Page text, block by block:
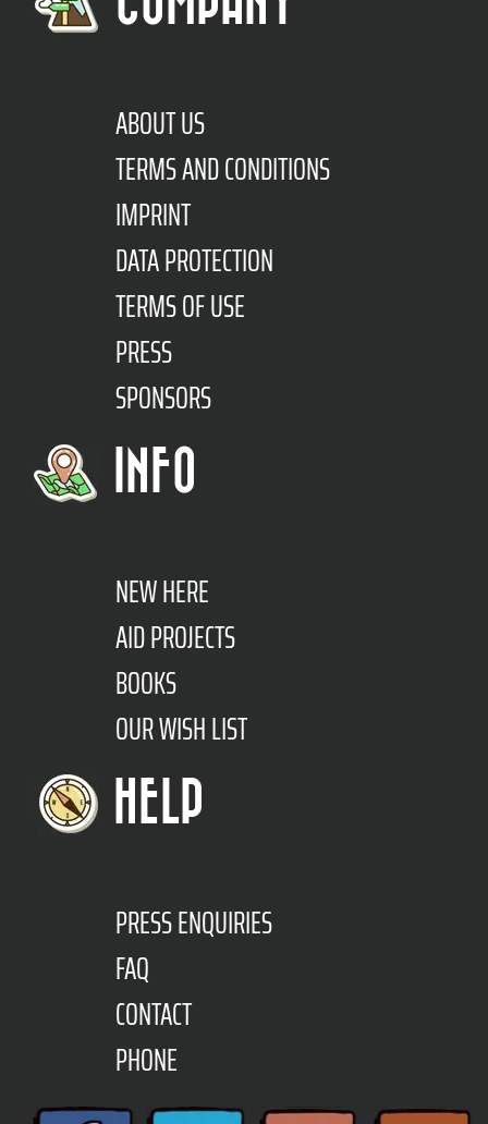
ABOUT US
TERMS AND CONDITIONS
IMPRINT
DATA PROTECTION
TERMS OF USE
PRESS
SPONSORS
INFO
NEW HERE
AID PROJECTS
BOOKS
OUR WISH LIST
HELP
PRESS ENQUIRIES
FAQ
CONTACT
PHONE